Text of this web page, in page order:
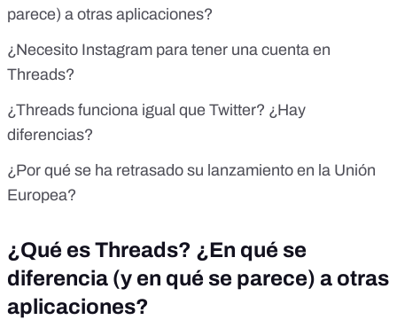
parece) a otras aplicaciones?
¿Necesito Instagram para tener una cuenta en
Threads?
¿Threads funciona igual que Twitter? ¿Hay
diferencias?
¿Por qué se ha retrasado su lanzamiento en la Unión
Europea?
¿Qué es Threads? ¿En qué se
diferencia (y en qué se parece) a otras
aplicaciones?